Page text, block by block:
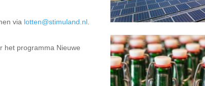
via lotten@stimuland.nl.
het programma Nieuwe